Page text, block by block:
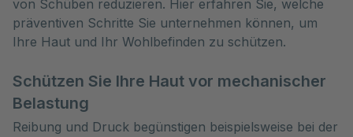
von Schüben reduzieren. Hier erfahren Sie, welche
präventiven Schritte Sie unternehmen können, um
Ihre Haut und Ihr Wohlbefinden zu schützen.
Schützen Sie Ihre Haut vor mechanischer
Belastung
Reibung und Druck begünstigen beispielsweise bei der